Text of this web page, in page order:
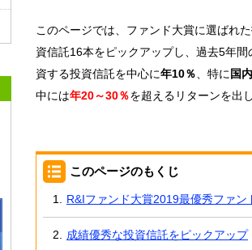
このページでは、ファンド大賞に選ばれ
資信託16本をピックアップし、過去5年
資する投資信託を中心に年10％ 、特に 国
中には年20～30％を超えるリターンを出
このページのもくじ
R&Iファンド大賞2019最優秀ファン
成績優秀な投資信託をピックアップ